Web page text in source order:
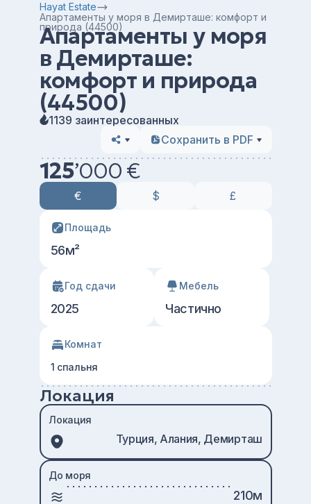
Hayat Estate
Апартаменты у моря в Демирташе: комфорт и
природа (44500)
Апартаменты у моря
в Демирташе:
комфорт и природа
(44500)
1139 заинтересованных
Сохранить в PDF
125’000 €
€ $ £
Площадь
56м²
Год сдачи
2025
Мебель
Частично
Комнат
1 спальня
Локация
Локация
Турция, Алания, Демирташ
До моря
210м